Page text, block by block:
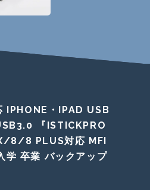
IPHONE・IPAD USB
『ISTICKPRO
8/8 PLUS対応 MFI
学 卒業 バックアップ